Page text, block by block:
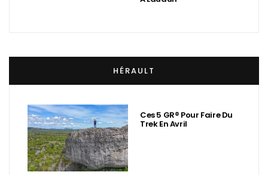
HÉRAULT
Ces 5 GR® Pour Faire Du
Trek En Avril